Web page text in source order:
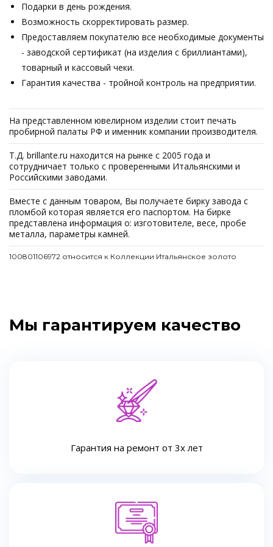
Подарки в день рождения.
Возможность скорректировать размер.
Предоставляем покупателю все необходимые документы
- заводской сертификат (на изделия с бриллиантами),
товарный и кассовый чеки.
Гарантия качества - тройной контроль на предприятии.
На представленном ювелирном изделии стоит печать
пробирной палаты РФ и именник компании производителя.
Т.Д. brillante.ru находится на рынке с 2005 года и
сотрудничает только с проверенными Итальянскими и
Российскими заводами.
Вместе с данным товаром, Вы получаете бирку завода с
пломбой которая является его паспортом. На бирке
представлена информация о: изготовителе, весе, пробе
металла, параметры камней.
100801106972 относится к Коллекции Итальянское золото
Мы гарантируем качество
Гарантия на ремонт от 3х лет